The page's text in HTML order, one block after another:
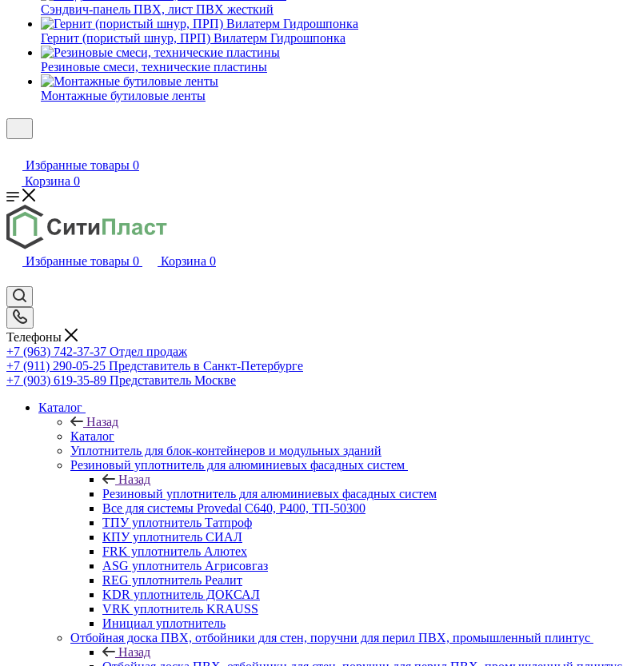
Сэндвич-панель ПВХ, лист ПВХ жесткий
Гернит (пористый шнур, ПРП) Вилатерм Гидрошпонка
Резиновые смеси, технические пластины
Монтажные бутиловые ленты
Избранные товары 0
Корзина 0
Избранные товары 0 Корзина 0
Телефоны
+7 (963) 742-37-37 Отдел продаж
+7 (911) 290-05-25 Представитель в Санкт-Петербурге
+7 (903) 619-35-89 Представитель Москве
Каталог
Назад
Каталог
Уплотнитель для блок-контейнеров и модульных зданий
Резиновый уплотнитель для алюминиевых фасадных систем
Назад
Резиновый уплотнитель для алюминиевых фасадных систем
Все для системы Provedal С640, Р400, ТП-50300
ТПУ уплотнитель Татпроф
КПУ уплотнитель СИАЛ
FRK уплотнитель Алютех
ASG уплотнитель Агрисовгаз
REG уплотнитель Реалит
KDR уплотнитель ДОКСАЛ
VRK уплотнитель KRAUSS
Инициал уплотнитель
Отбойная доска ПВХ, отбойники для стен, поручни для перил ПВХ, промышленный плинтус
Назад